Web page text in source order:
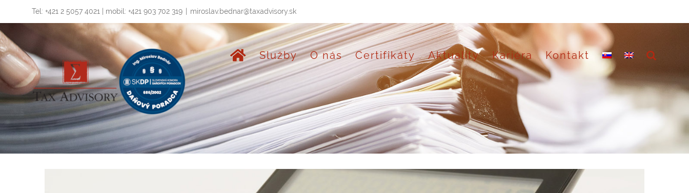
to
content
Tel: +421 2 5057 4021 | mobil: +421 903 702 319 miroslav.bednar@taxadvisory.sk
Služby O nás Certifikáty Aktuality Kariéra Kontakt